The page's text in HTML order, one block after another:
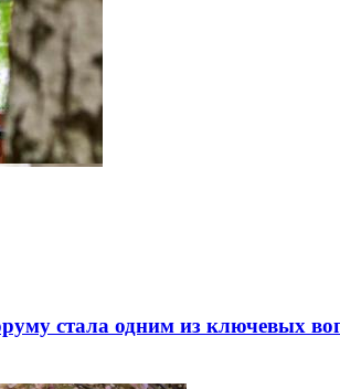
стала одним из ключевых